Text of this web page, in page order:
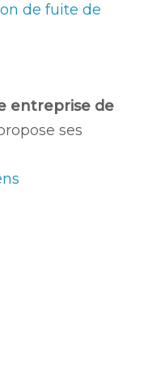
de fuite de
entreprise de
ses